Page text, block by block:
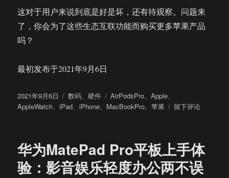
这对于用户来说到底是好是坏，还有待观察。问题来
了，你会为了这些生态互联功能而购买更多苹果产品
吗？
最初发布于2021年9月6日
发
布
2021年9月6日
分
类
数码、硬件
标
签
AirPodsPro、Apple、
AppleWatch、iPad、iPhone、 MacBookPro、苹果
于
家
桶
的
留下评论
华为MatePad Pro平板上手体
验：影音娱乐轻度办公两不误